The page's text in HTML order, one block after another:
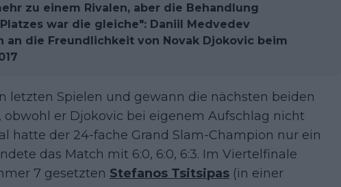
zu einem Rivalen, aber die Behandlung
war die gleiche": Daniil Medvedev
an die Freundlichkeit von Novak Djokovic beim
letzten Spielen und gewann die nächsten beiden
obwohl er Djokovic bei eigenem Aufschlag nicht
hatte der 24-fache Grand Slam-Champion nur ein
das Match mit 6:0, 6:0, 6:3. Im Viertelfinale
7 gesetzten Stefanos Tsitsipas (in einer